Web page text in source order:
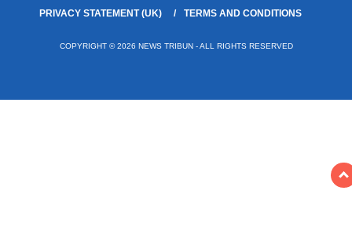
PRIVACY STATEMENT (UK)
TERMS AND CONDITIONS
COPYRIGHT © 2026 NEWS TRIBUN - ALL RIGHTS RESERVED